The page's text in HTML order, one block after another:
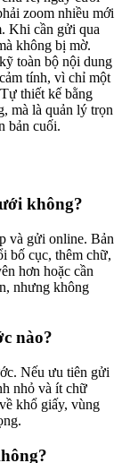
zoom nhiều mới
Khi cần gửi qua
không bị mờ.
toàn bộ nội dung
tính, vì chỉ một
thiết kế bằng
mà là quản lý trọn
bản cuối.
không?
và gửi online. Bản
bố cục, thêm chữ,
hơn hoặc cần
nhưng không
nào?
Nếu ưu tiên gửi
nhỏ và ít chữ
khổ giấy, vùng